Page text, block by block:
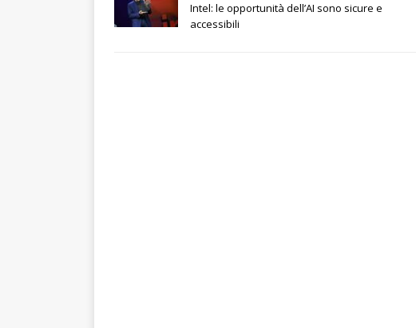
Intel: le opportunità dell’AI sono sicure e
accessibili